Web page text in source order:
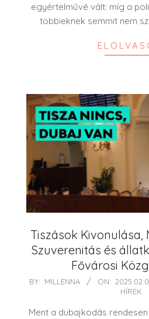
egyértelművé vált: míg a
többieknek semmit nem
Tiszások Kivonulása,
Szuverenitás és
Fővárosi
2025-
06
BY: MILLENNA ON:
HÍREK
Ment a dubajkodás